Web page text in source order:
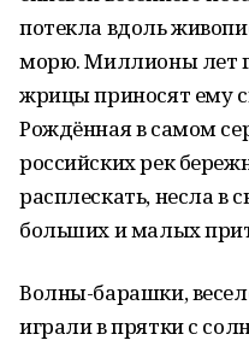
потекла вдоль
морю. Миллионы лет
жрицы приносят ему
Рождённая в самом
российских рек
расплескать, несла в
больших и малых
Волны-барашки,
играли в прятки с